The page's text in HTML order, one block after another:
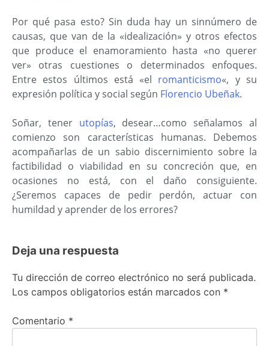
Por qué pasa esto? Sin duda hay un sinnúmero de
causas, que van de la «idealización» y otros efectos
que produce el enamoramiento hasta «no querer
ver» otras cuestiones o determinados enfoques.
Entre estos últimos está «el romanticismo«, y su
expresión política y social según Florencio Ubeñak.
Soñar, tener utopías, desear…como señalamos al
comienzo son características humanas. Debemos
acompañarlas de un sabio discernimiento sobre la
factibilidad o viabilidad en su concreción que, en
ocasiones no está, con el daño consiguiente.
¿Seremos capaces de pedir perdón, actuar con
humildad y aprender de los errores?
Deja una respuesta
Tu dirección de correo electrónico no será publicada.
Los campos obligatorios están marcados con *
Comentario *